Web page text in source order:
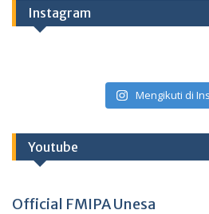
Instagram
Mengikuti di
Youtube
Official FMIPA Unesa